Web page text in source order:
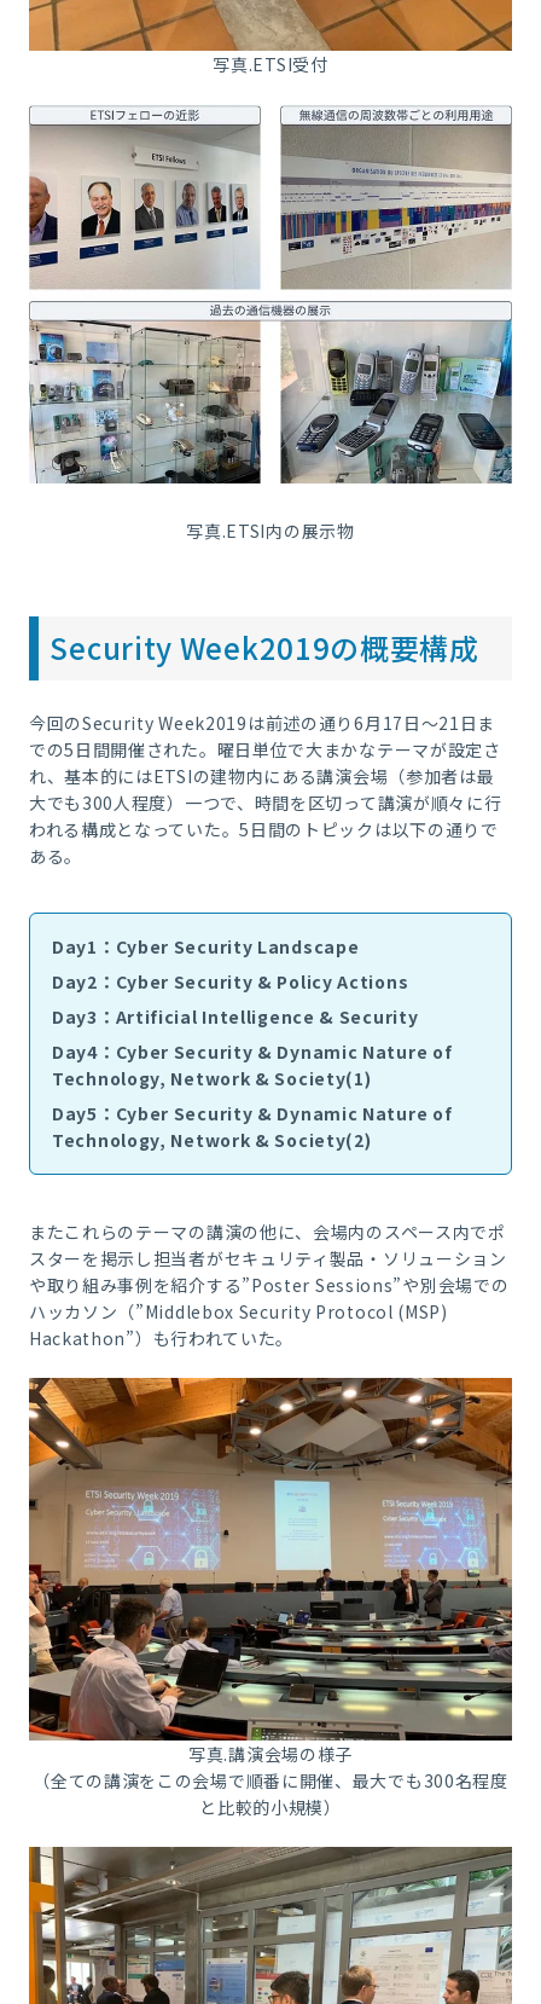
写真.ETSI受付
写真.ETSI内の展示物
Security Week2019の概要構成
今回のSecurity Week2019 は前述の通り6月 17 日～21 日ま
での5 日間開催された。曜日単位で大まかなテーマが設定さ
れ、基本的にはETSIの建物内にある講演会場（参加者は最
大でも 300 人程度）一つで、時間を区切って講演が順々に行
われる構成となっていた。5 日間のトピックは以下の通りで
ある。
Day1：Cyber Security Landscape
Day2：Cyber Security & Policy Actions
Day3：Artificial Intelligence & Security
Day4：Cyber Security & Dynamic Nature of
Technology, Network & Society(1)
Day5：Cyber Security & Dynamic Nature of
Technology, Network & Society(2)
またこれらのテーマの講演の他に、会場内のスペース内でポ
スターを掲示し担当者がセキュリティ製品・ソリューション
や取り組み事例を紹介する”Poster Sessions”や別会場での
ハッカソン（”Middlebox Security Protocol (MSP)
Hackathon”）も行われていた。
写真.講演会場の様子
（全ての講演をこの会場で順番に開催、最大でも 300名程度
と比較的小規模）